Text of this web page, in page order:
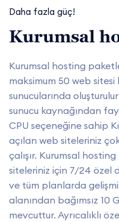
Daha fazla güç!
Kurumsal
Kurumsal hosting
maksimum 50 web
sunucularında
sunucu kaynağından
CPU seçeneğine sahip
açılan web siteleriniz
çalışır. Kurumsal
siteleriniz için 7/24 özel
ve tüm planlarda
alanından bağımsız 10
mevcuttur. Ayrıcalıklı